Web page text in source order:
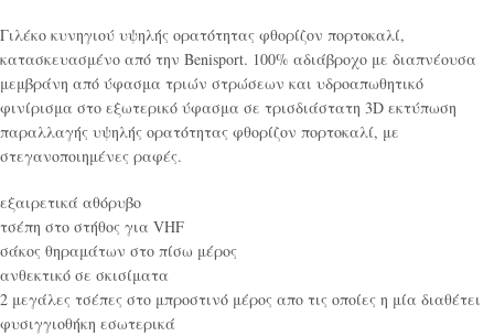
Γιλέκο κυνηγιού υψηλής ορατότητας φθορίζον πορτοκαλί,
κατασκευασμένο από την Benisport. 100% αδιάβροχο με διαπνέουσα
μεμβράνη από ύφασμα τριών στρώσεων και υδροαπωθητικό
φινίρισμα στο εξωτερικό ύφασμα σε τρισδιάστατη 3D εκτύπωση
παραλλαγής υψηλής ορατότητας φθορίζον πορτοκαλί, με
στεγανοποιημένες ραφές.
εξαιρετικά αθόρυβο
τσέπη στο στήθος για VHF
σάκος θηραμάτων στο πίσω μέρος
ανθεκτικό σε σκισίματα
2 μεγάλες τσέπες στο μπροστινό μέρος απο τις οποίες η μία διαθέτει
φυσιγγιοθήκη εσωτερικά